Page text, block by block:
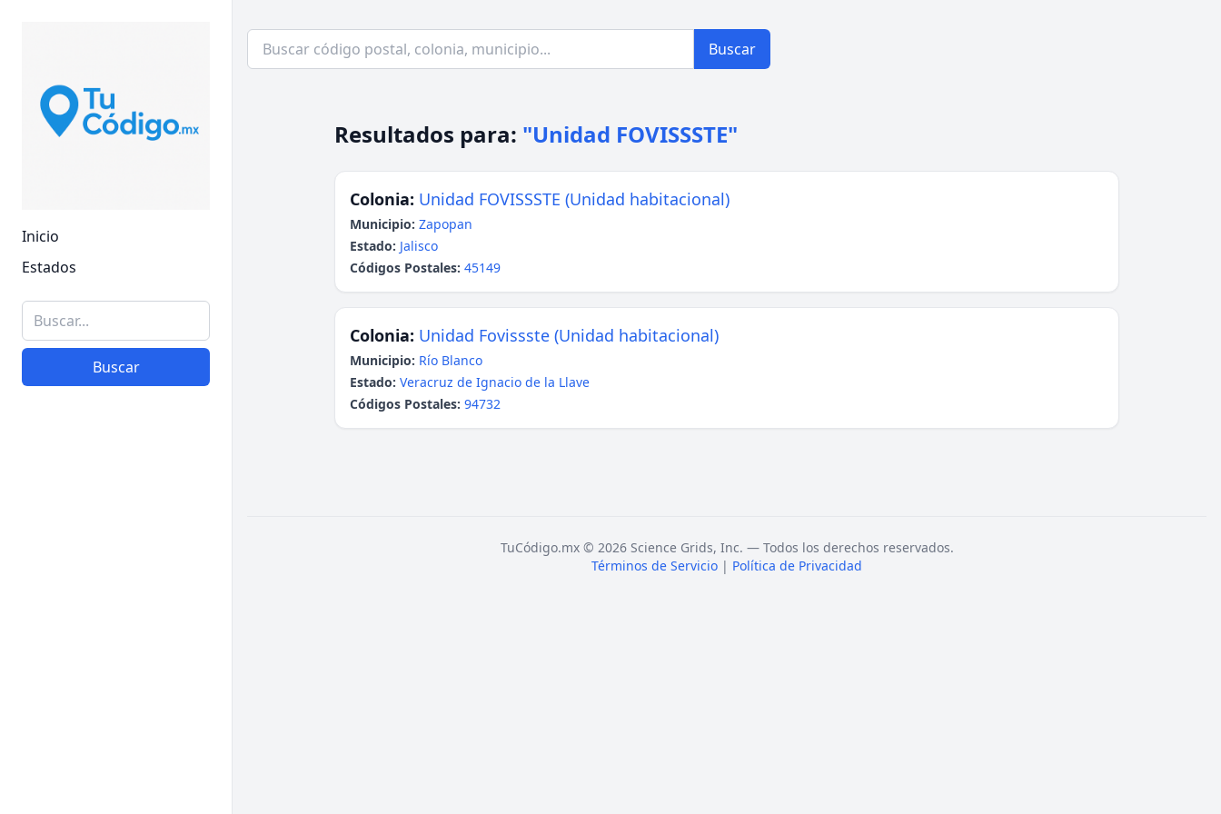
Inicio
Estados
Buscar
Buscar
Resultados para: "Unidad FOVISSSTE"
Colonia: Unidad FOVISSSTE (Unidad habitacional)
Municipio: Zapopan
Estado: Jalisco
Códigos Postales: 45149
Colonia: Unidad Fovissste (Unidad habitacional)
Municipio: Río Blanco
Estado: Veracruz de Ignacio de la Llave
Códigos Postales: 94732
TuCódigo.mx © 2026 Science Grids, Inc. — Todos los derechos reservados.
Términos de Servicio | Política de Privacidad